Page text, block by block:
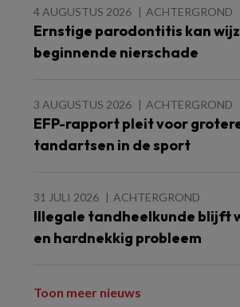
4 AUGUSTUS 2026 ACHTERGROND
Ernstige parodontitis kan
beginnende nierschade
3 AUGUSTUS 2026 ACHTERGROND
EFP-rapport pleit voor
tandartsen in de sport
31 JULI 2026 ACHTERGROND
Illegale tandheelkunde blijft
en hardnekkig probleem
Toon meer nieuws